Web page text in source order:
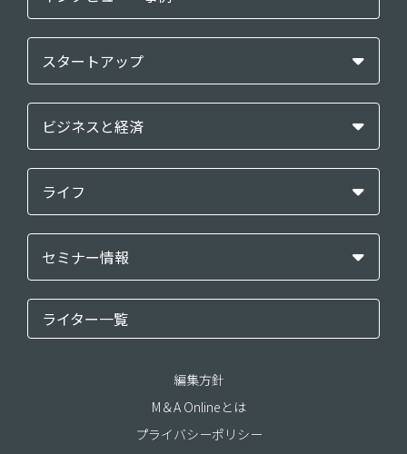
スタートアップ
ビジネスと経済
ライフ
セミナー情報
ライター一覧
編集方針
M＆A Onlineとは
プライバシーポリシー